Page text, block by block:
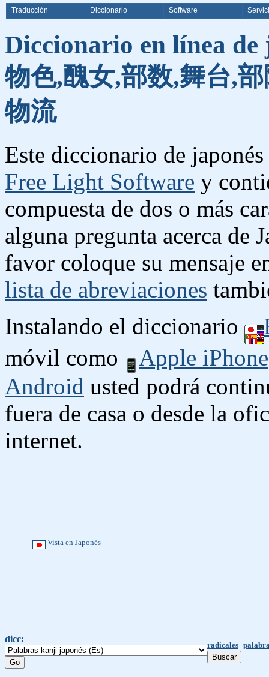
Traducción Diccionario Software
Diccionario en línea
物色,醜女,部数,舞台,
物流
Este diccionario de
Free Light Software y
compuesta de dos o más
alguna pregunta acerca de
favor coloque su mensaje
lista de abreviaciones
Instalando el diccionario
móvil como
Apple iPhone
Android usted podrá
fuera de casa o desde la
internet.
Vista en Japonés
dicc:
radicales